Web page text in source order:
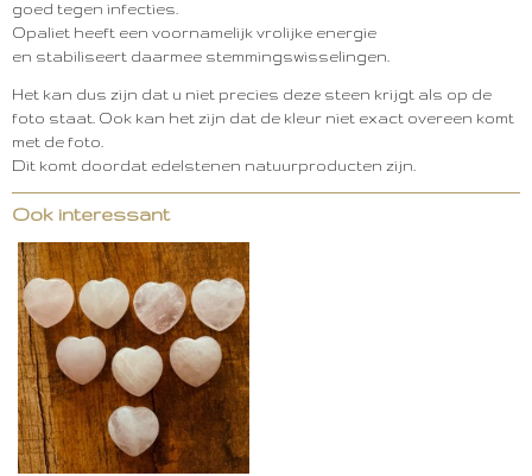
goed tegen infecties.
Opaliet heeft een voornamelijk vrolijke energie
en stabiliseert daarmee stemmingswisselingen.
Het kan dus zijn dat u niet precies deze steen krijgt als op de
foto staat. Ook kan het zijn dat de kleur niet exact overeen komt
met de foto.
Dit komt doordat edelstenen natuurproducten zijn.
Ook interessant